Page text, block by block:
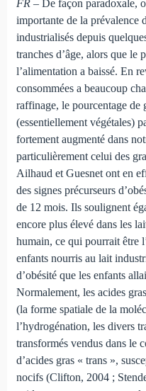
FR – De façon paradoxale,
importante de la prévalence
industrialisés depuis
tranches d’âge, alors que le
l’alimentation a baissé. En
consommées a beaucoup
raffinage, le pourcentage de
(essentiellement végétales)
fortement augmenté dans
particulièrement celui des
Ailhaud et Guesnet ont en
des signes précurseurs
de 12 mois. Ils soulignent
encore plus élevé dans les
humain, ce qui pourrait être
enfants nourris au lait
d’obésité que les enfants
Normalement, les acides
(la forme spatiale de la
l’hydrogénation, les divers
transformés vendus dans le
d’acides gras « trans »,
nocifs (Clifton, 2004 ;